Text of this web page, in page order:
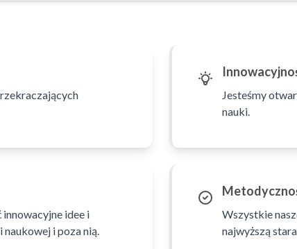
Jesteśmy
nauki.
idee i
i poza nią.
Wszystkie
najwyższą